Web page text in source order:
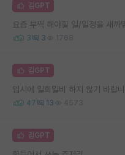
김GPT
요즘 부쩍 해야할 일/일정을 새까
3 3 1768
김GPT
입시에 일희일비 하지 않기 바랍니
47 13 4573
김GPT